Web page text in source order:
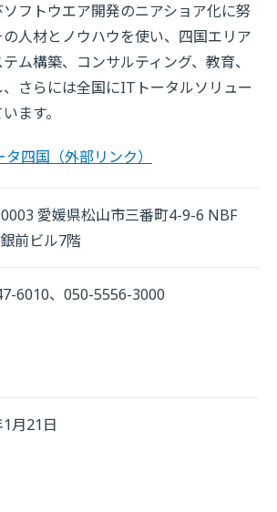
フトウエア開発のニアショア化に努
人材とノウハウを使い、四国エリア
ム構築、コンサルティング、教育、
さらには全国にITトータルソリュー
ます。
タ四国 （外部リンク）
愛媛県松山市三番町4-9-6 NBF
前ビル7階
6010、050-5556-3000
月21日